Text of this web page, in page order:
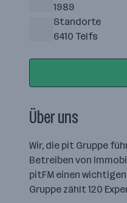
1989
Standorte
6410 Telfs
Über uns
Wir, die pit Gruppe
Betreiben von
pitFM einen
Gruppe zählt 120